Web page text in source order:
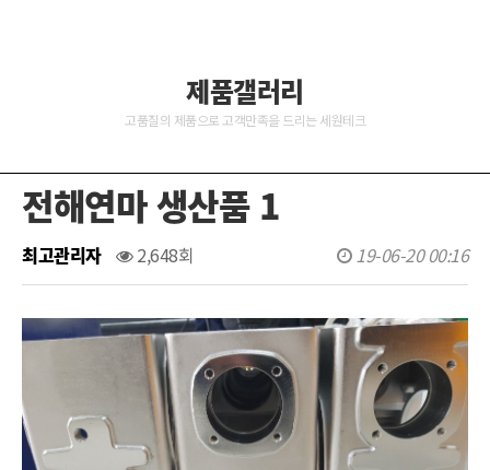
제품갤러리
고품질의 제품으로 고객만족을 드리는 세원테크
전해연마 생산품 1
최고관리자 2,648회 19-06-20 00:16